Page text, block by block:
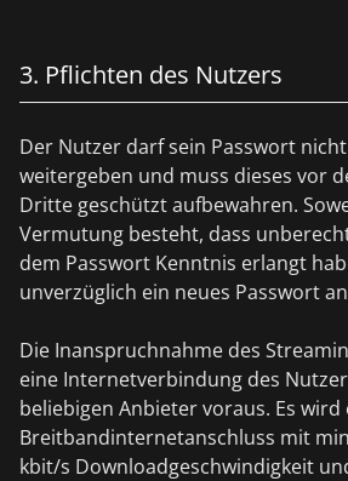
3. Pflichten des Nutzers
Der Nutzer darf sein Passwort
weitergeben und muss dieses vor
Dritte geschützt aufbewahren.
Vermutung besteht, dass
dem Passwort Kenntnis erlangt
unverzüglich ein neues Passwort
Die Inanspruchnahme des
eine Internetverbindung des
beliebigen Anbieter voraus. Es wird
Breitbandinternetanschluss mit
kbit/s Downloadgeschwindigkeit